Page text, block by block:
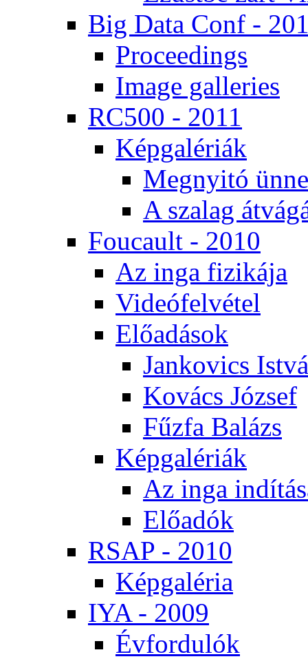
Big Da­ta Conf -
Pro­ce­e­dings
Image gal­le­ri­es
RC500 - 2011
Kép­ga­lé­ri­ák
Meg­nyi­tó
A sza­lag
Fo­u­ca­ult - 2010
Az in­ga fi­zi­ká­ja
Vi­de­ó­fel­vé­tel
Elő­adá­sok
Jan­ko­vics
Ko­vács Jó­zsef
Fűz­fa Ba­lázs
Kép­ga­lé­ri­ák
Az in­ga
Elő­adók
RSAP - 2010
Kép­ga­lé­ria
IYA - 2009
Év­for­du­lók